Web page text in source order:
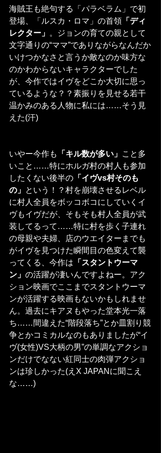
海賊王も絶句する「パラベラム」で初
登場、「ルスカ・ロマ」の首領 「ディ
レクター」 。ジョンの育ての親として
文字通りの“ママ”でありながらなんだか
いけつかなさと言うか敵なのか味方な
のかわからないキャラクターでした
が、今作ではイヴをどこか大切に思っ
ているような？？素振りを見せる若干
温かみのある人物に私には……そう見
えた(汗)
いやー今作も 「キル数が多い」 こと多
いこと……特にホルガ村の村人も参加
したくない後半の 「イヴvs村そのも
の」 という！？村を崩壊させるレベル
に村人全員をボッコボコにしていくイ
ヴもイヴだが、そもそも村人全員が武
装してるって……特に村を歩く子連れ
の母親や夫婦、店のウエイターまでも
がイヴを見つけた瞬間目の色変えて襲
ってくる、今作は 「スタントウーマ
ン」 の活躍が凄いんですよねー。アク
ション映画でここまでスタントウーマ
ンが活躍する映画もないかもしれませ
ん。過去にキアヌもやった堂本光一落
ち……間違えた“階段落ち”とか皿割り競
争とかコミカルなのもありましたが“イ
ヴ(女性)VS大柄の男”の単調なアクショ
ンだけでなない紅同士の肉弾アクショ
ンは珍しかった(えX JAPANに聞こえ
な……)